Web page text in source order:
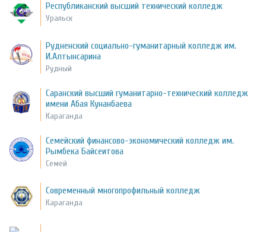
Республиканский высший технический колледж
Уральск
Рудненский социально-гуманитарный колледж им.
И.Алтынсарина
Рудный
Саранский высший гуманитарно-технический колледж
имени Абая Кунанбаева
Караганда
Семейский финансово-экономический колледж им.
Рымбека Байсеитова
Семей
Современный многопрофильный колледж
Караганда